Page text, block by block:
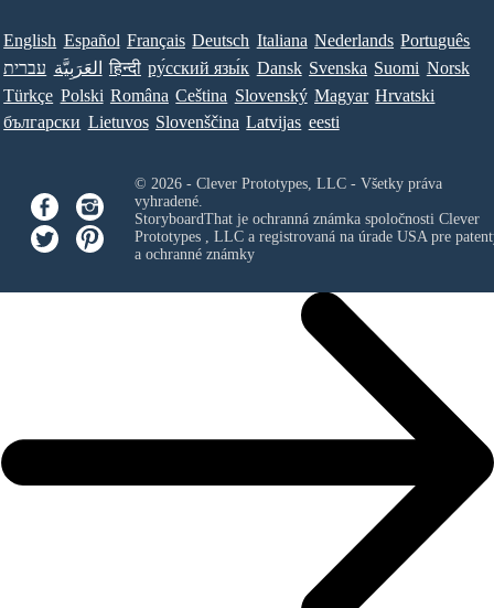
English Español Français Deutsch Italiana Nederlands Português
עברית العَرَبِيَّة हिन्दी ру́сский язы́к Dansk Svenska Suomi Norsk
Türkçe Polski Româna Ceština Slovenský Magyar Hrvatski
български Lietuvos Slovenščina Latvijas eesti
© 2026 - Clever Prototypes, LLC - Všetky práva
vyhradené.
StoryboardThat je ochranná známka spoločnosti Clever
Prototypes , LLCa registrovaná na úrade USA pre
a ochranné známky